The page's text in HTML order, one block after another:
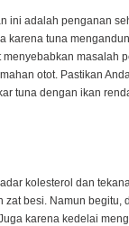
ini adalah penganan
karena tuna
masalah
otot. Pastikan
tuna dengan ikan
kolesterol dan
besi. Namun begitu,
karena kedelai